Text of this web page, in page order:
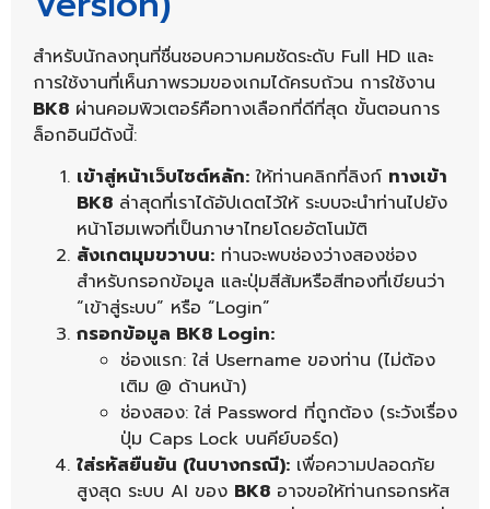
สำหรับนักลงทุนที่ชื่นชอบความคมชัดระดับ Full HD และ
การใช้งานที่เห็นภาพรวมของเกมได้ครบถ้วน การใช้งาน
BK8 ผ่านคอมพิวเตอร์คือทางเลือกที่ดีที่สุด ขั้นตอนการ
ล็อกอินมีดังนี้:
เข้าสู่หน้าเว็บไซต์หลัก: ให้ท่านคลิกที่ลิงก์ ทางเข้า
BK8 ล่าสุดที่เราได้อัปเดตไว้ให้ ระบบจะนำท่านไปยัง
หน้าโฮมเพจที่เป็นภาษาไทยโดยอัตโนมัติ
สังเกตมุมขวาบน: ท่านจะพบช่องว่างสองช่อง
สำหรับกรอกข้อมูล และปุ่มสีส้มหรือสีทองที่เขียนว่า
“เข้าสู่ระบบ” หรือ “Login”
กรอกข้อมูล BK8 Login:
ช่องแรก: ใส่ Username ของท่าน (ไม่ต้อง
เติม @ ด้านหน้า)
ช่องสอง: ใส่ Password ที่ถูกต้อง (ระวังเรื่อง
ปุ่ม Caps Lock บนคีย์บอร์ด)
ใส่รหัสยืนยัน (ในบางกรณี): เพื่อความปลอดภัย
สูงสุด ระบบ AI ของ BK8 อาจขอให้ท่านกรอกรหัส